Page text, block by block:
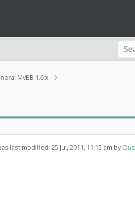
MyBB 1.6.x
t
a
i
last modified: 25 Jul, 2011, 11:15 am by